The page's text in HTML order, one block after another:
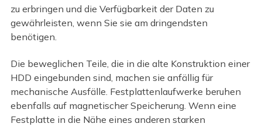
zu erbringen und die Verfügbarkeit der Daten zu
gewährleisten, wenn Sie sie am dringendsten
benötigen.
Die beweglichen Teile, die in die alte Konstruktion einer
HDD eingebunden sind, machen sie anfällig für
mechanische Ausfälle. Festplattenlaufwerke beruhen
ebenfalls auf magnetischer Speicherung. Wenn eine
Festplatte in die Nähe eines anderen starken